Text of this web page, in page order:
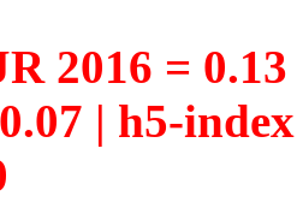
2016 =
| h5-